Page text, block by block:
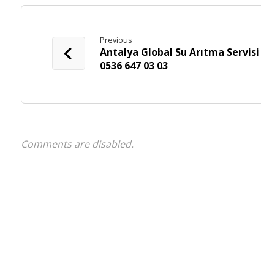
Previous
Antalya Global Su Arıtma Servisi
0536 647 03 03
Comments are disabled.